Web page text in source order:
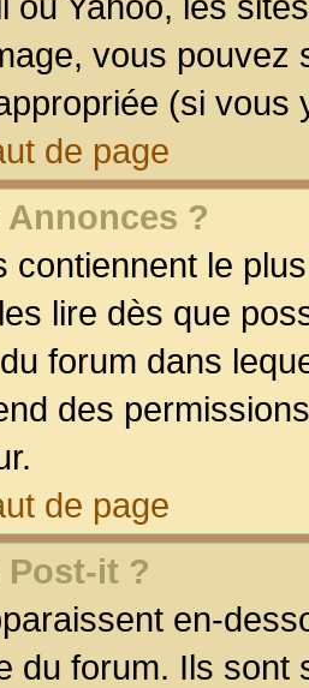
vous pouvez
(si vous
de page
?
contiennent le
lire dès que
forum dans
des
de page
Post-it ?
en-
du forum. Ils